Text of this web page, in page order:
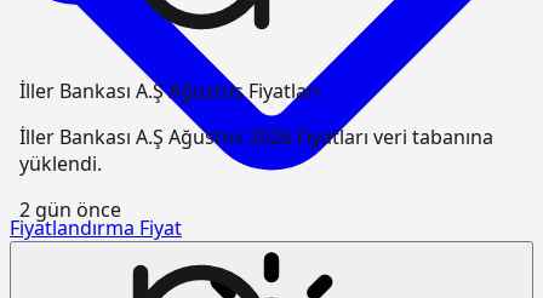
Fiyatlandırma Fiyat
İller Bankası A.Ş Ağustos Fiyatları
İller Bankası A.Ş Ağustos 2026 Fiyatları veri tabanına
yüklendi.
2 gün önce